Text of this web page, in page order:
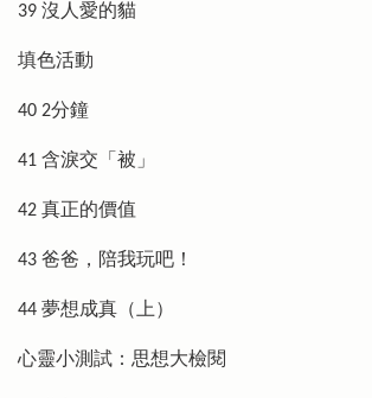
39 沒人愛的貓
填色活動
40 2分鐘
41 含淚交「被」
42 真正的價值
43 爸爸，陪我玩吧！
44 夢想成真（上）
心靈小測試：思想大檢閱